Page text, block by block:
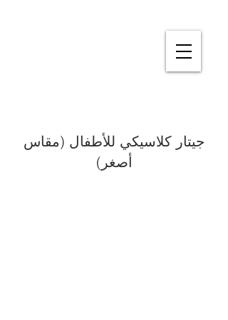
جيتار كلاسيكي للأطفال (مقاس
أصغر)